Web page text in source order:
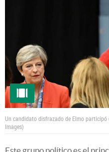
Un candidato disfrazado de Elmo participó
Images)